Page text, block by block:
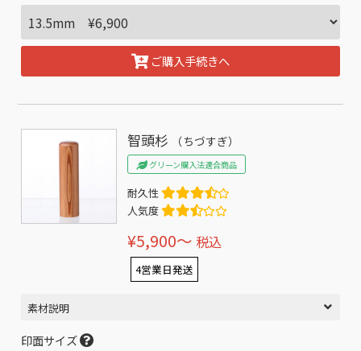
ご購入手続きへ
智頭杉 （ちづすぎ）
グリーン購入法適合商品
耐久性
人気度
¥5,900〜 税込
4営業日発送
素材説明
印面サイズ